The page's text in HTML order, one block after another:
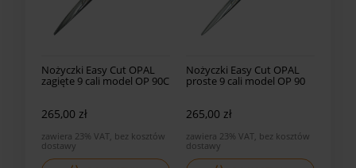
Nożyczki Easy Cut OPAL
zagięte 9 cali model OP 90C
265,00 zł
zawiera 23% VAT, bez kosztów
dostawy
Nożyczki Easy Cut OPAL
proste 9 cali model OP 90
265,00 zł
zawiera 23% VAT, bez kosztów
dostawy